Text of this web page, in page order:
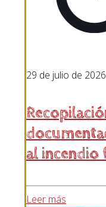
29 de julio de 2026
al incendio
Leer más